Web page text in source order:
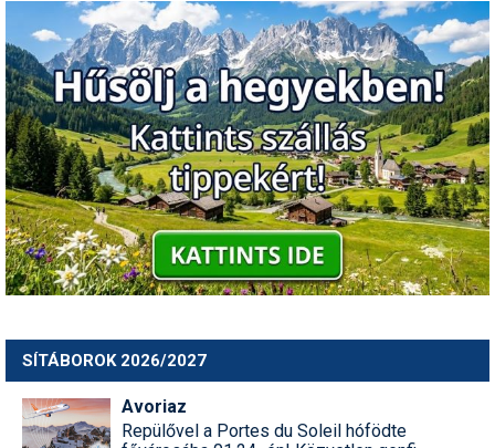
SÍTÁBOROK 2026/2027
Avoriaz
Repülővel a Portes du Soleil hófödte